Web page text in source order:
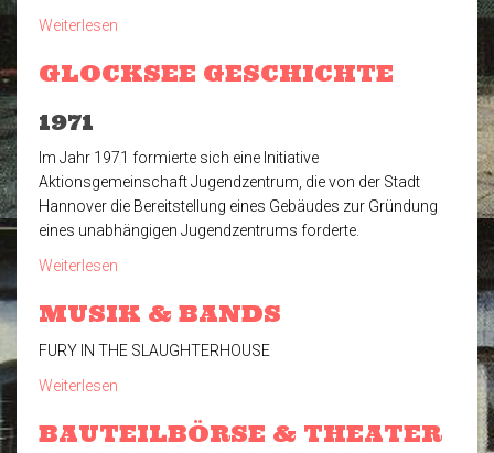
Weiterlesen
GLOCKSEE GESCHICHTE
1971
Im Jahr 1971 formierte sich eine Initiative
Aktionsgemeinschaft Jugendzentrum, die von der Stadt
Hannover die Bereitstellung eines Gebäudes zur Gründung
eines unabhängigen Jugendzentrums forderte.
Weiterlesen
Geschichte
MUSIK & BANDS
FURY IN THE SLAUGHTERHOUSE
Weiterlesen
&
BAUTEILBÖRSE & THEATER